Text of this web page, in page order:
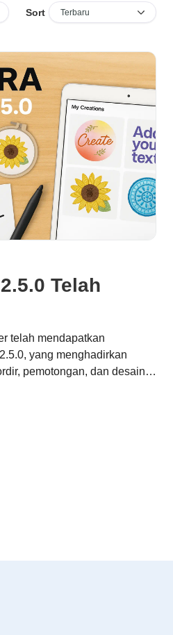
Sort
Telah
telah mendapatkan
yang menghadirkan
pemotongan, dan desain